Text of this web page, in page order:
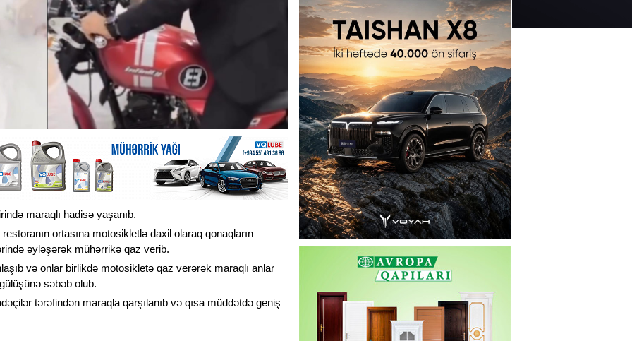
maraqlı hadisə yaşanıb.
ortasına motosikletlə daxil olaraq qonaqların
əyləşərək mühərrikə qaz verib.
və onlar birlikdə motosikletə qaz verərək maraqlı anlar
səbəb olub.
tərəfindən maraqla qarşılanıb və qısa müddətdə geniş